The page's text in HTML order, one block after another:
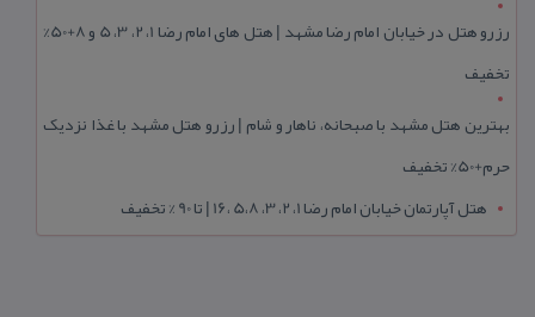
رزرو هتل در خیابان امام رضا مشهد | هتل‌ های امام رضا 1، 2، 3، 5 و 8+50%
تخفیف
بهترین هتل مشهد با صبحانه، ناهار و شام | رزرو هتل مشهد با غذا نزدیک
حرم+50% تخفیف
هتل آپارتمان خیابان امام رضا 1، 2، 3، 5،8 ،16 | تا 90 % تخفیف